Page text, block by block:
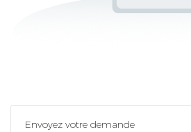
Envoyez votre demande